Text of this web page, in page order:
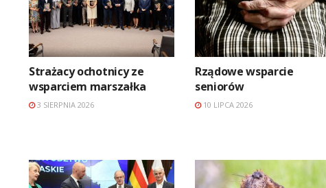
Strażacy ochotnicy ze
wsparciem marszałka
3 SIERPNIA 2026
Rządowe wsparcie
seniorów
10 LIPCA 2026